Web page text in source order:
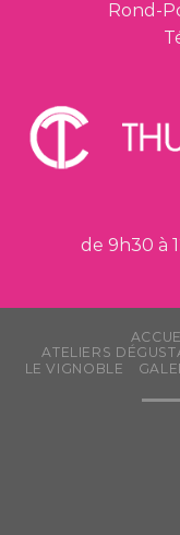
Rond-
de 9h30 à
ATELIERS
LE VIGNOBLE